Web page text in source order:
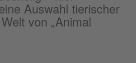
Auswahl tierischer
von „Animal